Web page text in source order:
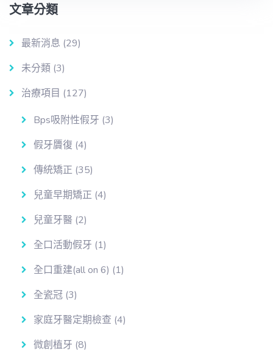
文章分類
最新消息 (29)
未分類 (3)
治療項目 (127)
Bps吸附性假牙 (3)
假牙贗復 (4)
傳統矯正 (35)
兒童早期矯正 (4)
兒童牙醫 (2)
全口活動假牙 (1)
全口重建(all on 6) (1)
全瓷冠 (3)
家庭牙醫定期檢查 (4)
微創植牙 (8)